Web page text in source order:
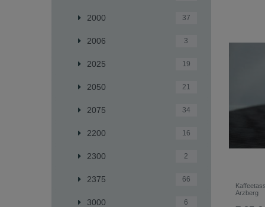
2000 37
2006 3
2025 19
2050 21
2075 34
2200 16
2300 2
2375 66
3000 6
Arzberg